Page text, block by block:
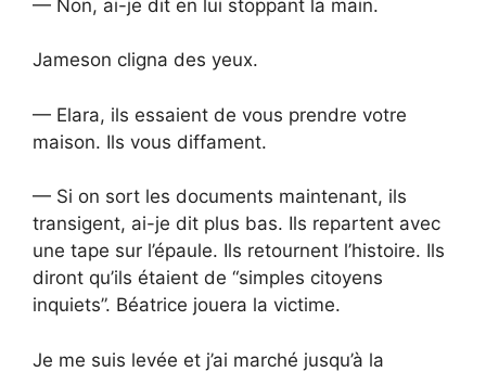
— Non, ai-je dit en lui stoppant la main.
Jameson cligna des yeux.
— Elara, ils essaient de vous prendre votre
maison. Ils vous diffament.
— Si on sort les documents maintenant, ils
transigent, ai-je dit plus bas. Ils repartent avec
une tape sur l’épaule. Ils retournent l’histoire. Ils
diront qu’ils étaient de “simples citoyens
inquiets”. Béatrice jouera la victime.
Je me suis levée et j’ai marché jusqu’à la